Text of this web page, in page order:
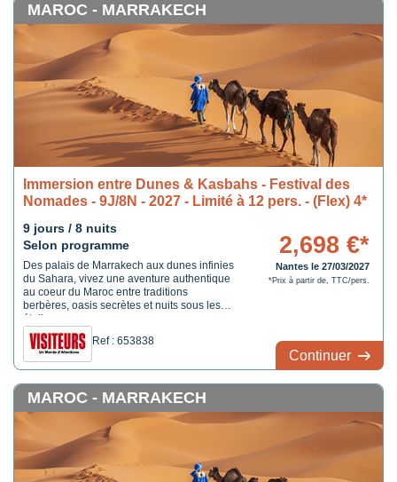
MAROC - MARRAKECH
Immersion entre Dunes & Kasbahs - Festival des
Nomades - 9J/8N - 2027 - Limité à 12 pers. - (Flex) 4*
9 jours / 8 nuits
Selon programme
Des palais de Marrakech aux dunes infinies
du Sahara, vivez une aventure authentique
au coeur du Maroc entre traditions
berbères, oasis secrètes et nuits sous les
étoiles.
Ref : 653838
2,698 €*
Nantes le 27/03/2027
*Prix à partir de, TTC/pers.
Continuer
MAROC - MARRAKECH